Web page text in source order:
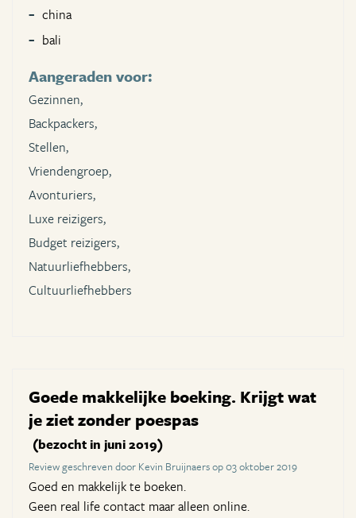
china
bali
Aangeraden voor:
Gezinnen,
Backpackers,
Stellen,
Vriendengroep,
Avonturiers,
Luxe reizigers,
Budget reizigers,
Natuurliefhebbers,
Cultuurliefhebbers
Goede makkelijke boeking. Krijgt wat
je ziet zonder poespas
(bezocht in juni 2019)
Review geschreven door Kevin Bruijnaers op 03 oktober 2019
Goed en makkelijk te boeken.
Geen real life contact maar alleen online.